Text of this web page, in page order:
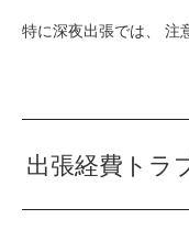
特に深夜出張では、 注
出張経費トラ